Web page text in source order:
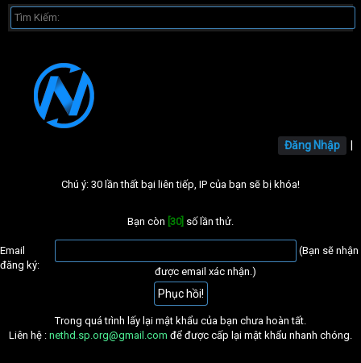
Đăng Nhập
Chú ý: 30 lần thất bại liên tiếp, IP của bạn sẽ bị khóa!
Bạn còn [30] số lần thử.
Email
đăng ký:
(Bạn sẽ nhận
được email xác nhận.)
Trong quá trình lấy lại mật khẩu của bạn chưa hoàn tất.
Liên hệ : nethd.sp.org@gmail.com để được cấp lại mật khẩu nhanh chóng.